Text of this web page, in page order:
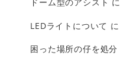
ドーム型のアシスト に
LEDライトについて に
困った場所の仔を処分